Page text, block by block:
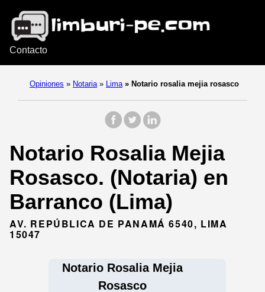
Contacto
Opiniones » Notaria » Lima » Notario rosalia mejia rosasco
Notario Rosalia Mejia
Rosasco. (Notaria) en
Barranco (Lima)
AV. REPÚBLICA DE PANAMÁ 6540, LIMA
15047
Notario Rosalia Mejia
Rosasco